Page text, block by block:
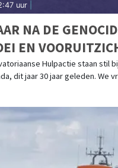
uur
NA DE
EN
Hulpactie staan stil
dit jaar 30 jaar geleden. We